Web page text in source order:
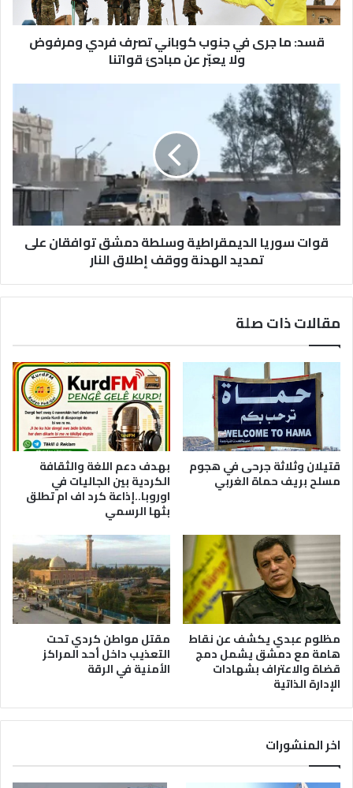
فردي
ومرفوض
مبادئ
قواتنا
قسد: ما جرى في جنوب كوباني تصرف فردي ومرفوض
ولا يعبّر عن مبادئ قواتنا
قوات
سوريا
الديمقراطية
وسلطة
دمشق
توافقان
على
تمديد
الهدنة
ووقف
إطلاق
قوات سوريا الديمقراطية وسلطة دمشق توافقان على
تمديد الهدنة ووقف إطلاق النار
مقالات ذات صلة
قتيلان وثلاثة جرحى في هجوم
مسلح بريف حماة الغربي
بهدف دعم اللغة والثقافة
الكردية بين الجاليات في
اوروبا..إذاعة كرد اف ام تطلق
بثها الرسمي
مظلوم عبدي يكشف عن نقاط
هامة مع دمشق يشمل دمج
قضاة والاعتراف بشهادات
الإدارة الذاتية
مقتل مواطن كردي تحت
التعذيب داخل أحد المراكز
الأمنية في الرقة
اخر المنشورات